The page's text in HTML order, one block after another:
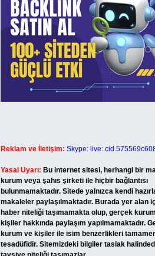
Reklam ve İletişim: Skype:
Yasal Uyarı: Bu internet sitesi, herhangi bir
kurum veya şahıs şirketi ile hiçbir bağlantısı
bulunmamaktadır. Sitede yalnızca kendi
makaleler paylaşılmaktadır. Burada yer alan
haber niteliği taşımamakta olup, gerçek
kişiler hakkında paylaşım yapılmamaktadır.
kurum ve kişiler ile isim benzerlikleri
tesadüfidir. Sitemizdeki bilgiler taslak